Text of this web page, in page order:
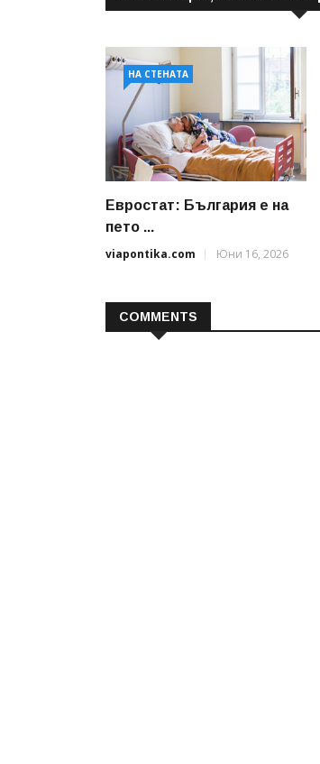
НА СТЕНАТА
Евростат: България е на
пето ...
viapontika.com
Юни 16, 2026
COMMENTS